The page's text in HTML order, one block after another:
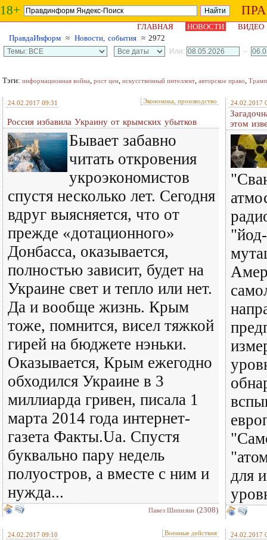
18+
ГЛАВНАЯ НОВОСТИ
ВИДЕО
ПравдаИнформ ≈ Новости, события ≈ 2972
Или: –
Тэги: информационная война, рост цен, искусственный интеллект, авторское право, Трамп
24.02.2017 09:31 Экономика, производство
Россия избавила Украину от крымских убытков
Бывает забавно
читать откровения
укроэкономистов
спустя несколько лет. Сегодня
вдруг выясняется, что от
прежде «дотационного»
Донбасса, оказывается,
полностью зависит, будет на
Украине свет и тепло или нет.
Да и вообще жизнь. Крым
тоже, помнится, висел тяжкой
гирей на бюджете нэньки.
Оказывается, Крым ежегодно
обходился Украине в 3
миллиарда гривен, писала 1
марта 2014 года интернет-
газета Факты.Ua. Спустя
буквально пару недель
полуостров, а вместе с ним и
нужда...
Павел Шипилин (2308)
24.02.2017
этом
для
24.02.2017 09:10 Военные действия 24.02.2017